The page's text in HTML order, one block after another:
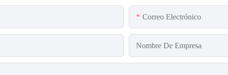
Correo Electrónico
Nombre De Empresa